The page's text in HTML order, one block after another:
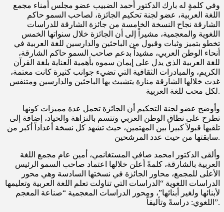
وفي كلمةٍ له بارك الدكتور أحمد الضبيب عضو مجلس أُمناء مجمع
اللغة العربية، عضو لجنة تحكيم الجائزة، لصاحب السمو حاكم
الشارقة نجاح النسخة الخامسة من جائزة الشارقة للدراسات
اللغوية والمعجمية، مشيراً إلى أن الجائزة خلال سنواتها الخمس
تخطو بتميز وثبات وقبول من الباحثين والدارسين للغة العربية في
أنحاء الوطن العربي، مشيداً بدعم صاحب السمو حاكم الشارقة،
للغة العربية الذي يدل على إيمان سموه بأهمية العناية بلغة القرآن
الكريم، والمبادرات الثقافية التي تضيء جوانب كثيرة كانت معتمة،
غدت خلالها الشارقة منارة يتشبث بها الباحثين والدارسين ومتنفس
لكل محب للغة العربية.
وأوضح عضو لجنة التحكيم أن الجائزة تحمل عدة مميزات كونها
تطرح على نطاق الوطن العربي وتتسم بالنزاهة والحياد، إضافة إلى
تلقيها قبولاً كبيراً بين المهتمين، حيث تشهد كل نسخة أعداداً أكبر من
سابقتها من حيث عدد المرشحين.
وألقى الدكتور امحمد صافي المستغانمي، أمين عام مجمع اللغة
العربية بالشارقة، كلمةً أعلن خلالها اعتماد صاحب السمو الرئيس
الأعلى للمجمع، محاور الجائزة في نسختها السادسة وهي محور
الدراسات اللغوية “الدراسات التي تناولت تعلم اللغة العربية وتعليمها
لأبنائها ولغير أبنائها”، ومحور الدراسات المعجمية “صناعة المعجم
اللغوي: دراسةً وتأليفاً”.